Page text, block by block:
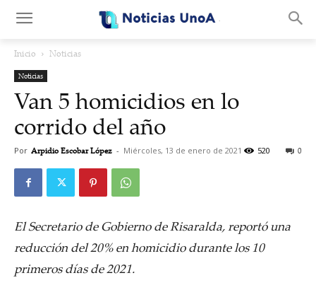
Inicio Noticias
Noticias
Van 5 homicidios en lo
corrido del año
Por Arpidio Escobar López - Miércoles, 13 de enero de 2021 0
520
El Secretario de Gobierno de Risaralda, reportó una
reducción del 20% en homicidio durante los 10
primeros días de 2021.